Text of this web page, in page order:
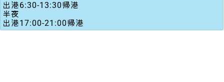
出港6:30-13:30帰港
半夜
出港17:00-21:00帰港